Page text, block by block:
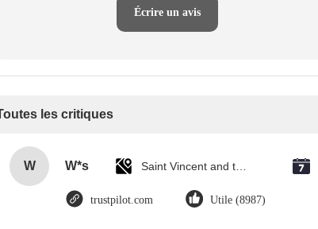
Écrire un avis
les critiques
W W*s
trustpilot.com Utile (8987)